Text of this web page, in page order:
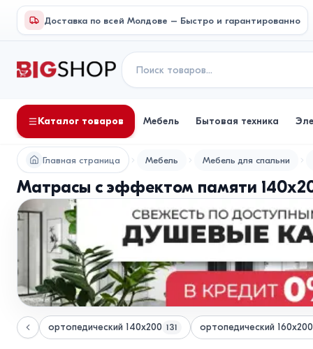
Доставка по всей Молдове – Быстро и гарантированно
Каталог товаров Мебель Бытовая техника
Главная страница Мебель Мебель для спальни
Матрасы с эффектом памяти
ортопедический 140х200 131 ортопедический 160х200